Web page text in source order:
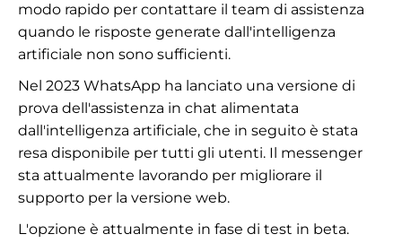
modo rapido per contattare il team di assistenza
quando le risposte generate dall'intelligenza
artificiale non sono sufficienti.
Nel 2023 WhatsApp ha lanciato una versione di
prova dell'assistenza in chat alimentata
dall'intelligenza artificiale, che in seguito è stata
resa disponibile per tutti gli utenti. Il messenger
sta attualmente lavorando per migliorare il
supporto per la versione web.
L'opzione è attualmente in fase di test in beta.